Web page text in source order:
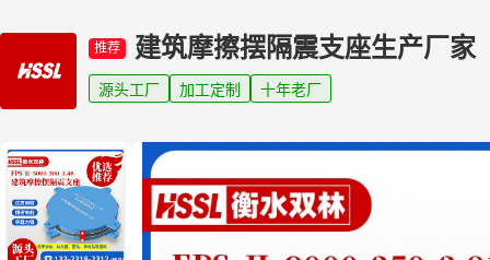
推荐 建筑摩擦摆隔震支座生产厂家
源头工厂 加工定制 十年老厂